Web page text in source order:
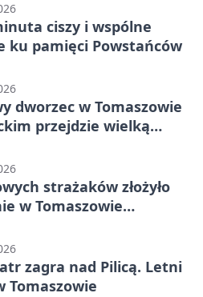
ciszy i wspólne
ku pamięci Powstańców
dworzec w Tomaszowie
przejdzie wielką
strażaków złożyło
w Tomaszowie
zagra nad Pilicą. Letni
Tomaszowie